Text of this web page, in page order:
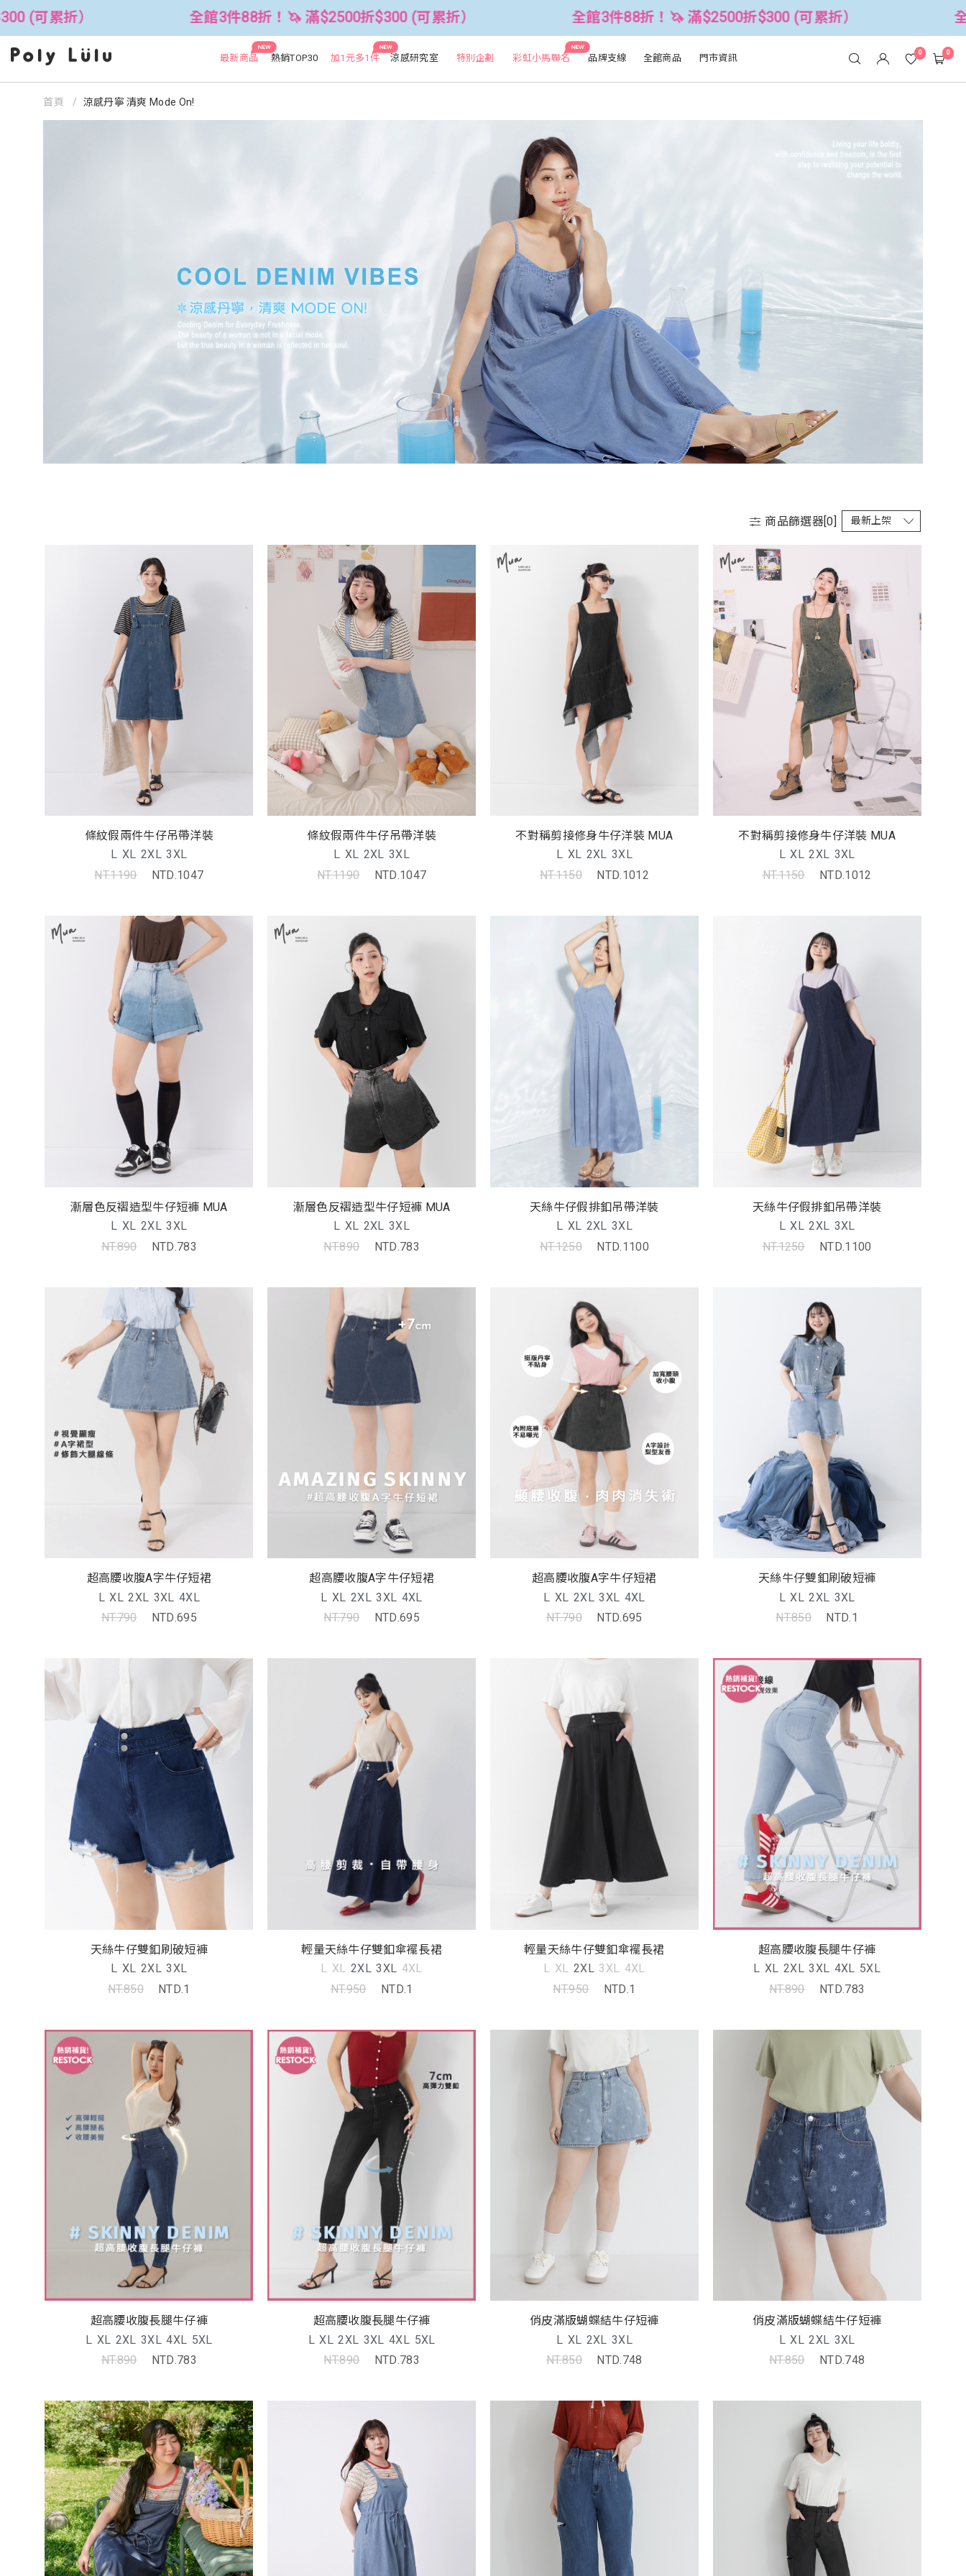
全館3件88折！🦄 滿$2500折$300 (可累折） 全館3件88折！🦄 滿$2500折$300 (可累折） 全館3件88折！🦄 滿
NEW
最新商品 熱銷TOP30
NEW
加1元多1件 涼感研究室 特別企劃
NEW
彩虹小馬聯名 品牌支線 全館商品 門市資訊 0 0
首頁 涼感丹寧 清爽 Mode On!
商品篩選器[0]
條紋假兩件牛仔吊帶洋裝
L XL 2XL 3XL
NT.1190
NTD.1047
條紋假兩件牛仔吊帶洋裝
L XL 2XL 3XL
NT.1190
NTD.1047
不對稱剪接修身牛仔洋裝 MUA
L XL 2XL 3XL
NT.1150
NTD.1012
不對稱剪接修身牛仔洋裝 MUA
L XL 2XL 3XL
NT.1150
NTD.1012
漸層色反褶造型牛仔短褲 MUA
L XL 2XL 3XL
NT.890
NTD.783
漸層色反褶造型牛仔短褲 MUA
L XL 2XL 3XL
NT.890
NTD.783
天絲牛仔假排釦吊帶洋裝
L XL 2XL 3XL
NT.1250
NTD.1100
天絲牛仔假排釦吊帶洋裝
L XL 2XL 3XL
NT.1250
NTD.1100
超高腰收腹A字牛仔短裙
L XL 2XL 3XL 4XL
NT.790
NTD.695
超高腰收腹A字牛仔短裙
L XL 2XL 3XL 4XL
NT.790
NTD.695
超高腰收腹A字牛仔短裙
L XL 2XL 3XL 4XL
NT.790
NTD.695
天絲牛仔雙釦刷破短褲
L XL 2XL 3XL
NT.850
NTD.1
天絲牛仔雙釦刷破短褲
L XL 2XL 3XL
NT.850
NTD.1
輕量天絲牛仔雙釦傘襬長裙
L XL 2XL 3XL 4XL
NT.950
NTD.1
輕量天絲牛仔雙釦傘襬長裙
L XL 2XL 3XL 4XL
NT.950
NTD.1
超高腰收腹長腿牛仔褲
L XL 2XL 3XL 4XL 5XL
NT.890
NTD.783
超高腰收腹長腿牛仔褲
L XL 2XL 3XL 4XL 5XL
NT.890
NTD.783
超高腰收腹長腿牛仔褲
L XL 2XL 3XL 4XL 5XL
NT.890
NTD.783
俏皮滿版蝴蝶結牛仔短褲
L XL 2XL 3XL
NT.850
NTD.748
俏皮滿版蝴蝶結牛仔短褲
L XL 2XL 3XL
NT.850
NTD.748